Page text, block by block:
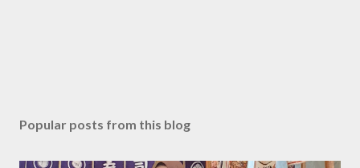
Popular posts from this blog